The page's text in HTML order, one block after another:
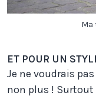
Ma
ET POUR UN
Je ne voudrais
non plus ! Surtout